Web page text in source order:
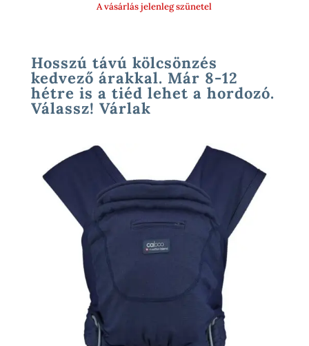
A vásárlás jelenleg szünetel
Hosszú távú kölcsönzés
kedvező árakkal. Már 8-12
hétre is a tiéd lehet a hordozó.
Válassz! Várlak